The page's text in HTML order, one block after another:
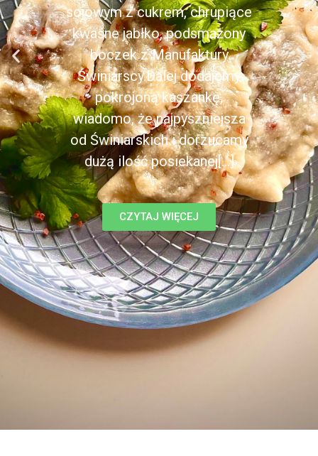
sojowym z cukrem, chrupiące
kwaśne jabłko, podsmażony
boczek z Manufaktury
Świniarscy.Dalej dodajemy
pokrojoną kaszankę,
wiadomo, że najpyszniejsza
od Świniarskich i dorzucamy
dużą ilość posiekanej[...]
CZYTAJ WIĘCEJ